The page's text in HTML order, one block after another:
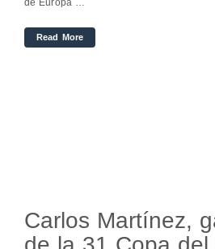
de Europa …
Read More
Carlos Martínez,